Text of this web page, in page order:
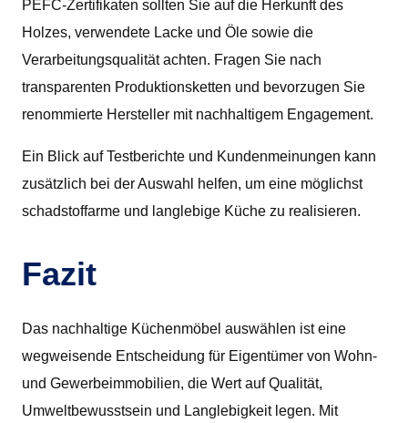
PEFC-Zertifikaten sollten Sie auf die Herkunft des
Holzes, verwendete Lacke und Öle sowie die
Verarbeitungsqualität achten. Fragen Sie nach
transparenten Produktionsketten und bevorzugen Sie
renommierte Hersteller mit nachhaltigem Engagement.
Ein Blick auf Testberichte und Kundenmeinungen kann
zusätzlich bei der Auswahl helfen, um eine möglichst
schadstoffarme und langlebige Küche zu realisieren.
Fazit
Das nachhaltige Küchenmöbel auswählen ist eine
wegweisende Entscheidung für Eigentümer von Wohn-
und Gewerbeimmobilien, die Wert auf Qualität,
Umweltbewusstsein und Langlebigkeit legen. Mit